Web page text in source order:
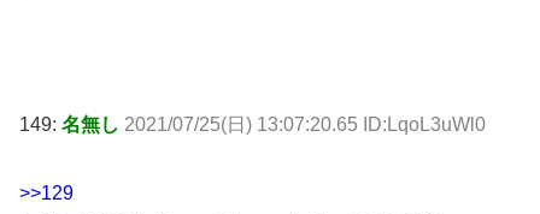
149: 名無し 2021/07/25(日) 13:07:20.65 ID:LqoL3uWl0
>>129